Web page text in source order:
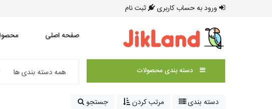
ورود به حساب کاربری ثبت نام
صفحه اصلی
دسته بندی محصولات
دسته بندی مرتب کردن جستجو